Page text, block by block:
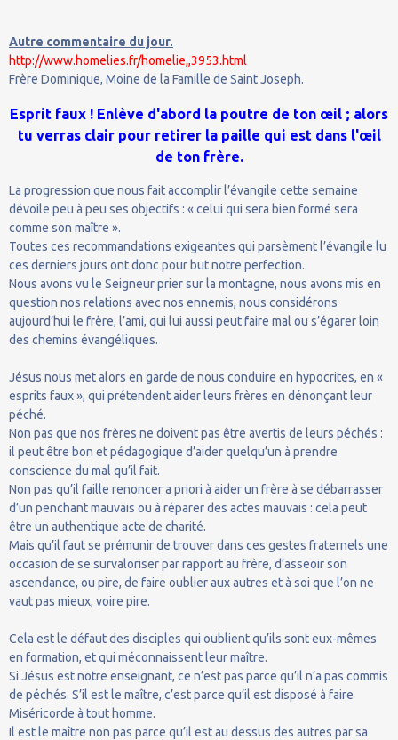
Autre commentaire du jour.
http://www.homelies.fr/homelie,,3953.html
Frère Dominique, Moine de la Famille de Saint Joseph.
Esprit faux ! Enlève d'abord la poutre de ton œil ; alors
tu verras clair pour retirer la paille qui est dans l'œil
de ton frère.
La progression que nous fait accomplir l’évangile cette semaine
dévoile peu à peu ses objectifs : « celui qui sera bien formé sera
comme son maître ».
Toutes ces recommandations exigeantes qui parsèment l’évangile lu
ces derniers jours ont donc pour but notre perfection.
Nous avons vu le Seigneur prier sur la montagne, nous avons mis en
question nos relations avec nos ennemis, nous considérons
aujourd’hui le frère, l’ami, qui lui aussi peut faire mal ou s’égarer loin
des chemins évangéliques.
Jésus nous met alors en garde de nous conduire en hypocrites, en «
esprits faux », qui prétendent aider leurs frères en dénonçant leur
péché.
Non pas que nos frères ne doivent pas être avertis de leurs péchés :
il peut être bon et pédagogique d’aider quelqu’un à prendre
conscience du mal qu’il fait.
Non pas qu’il faille renoncer a priori à aider un frère à se débarrasser
d’un penchant mauvais ou à réparer des actes mauvais : cela peut
être un authentique acte de charité.
Mais qu’il faut se prémunir de trouver dans ces gestes fraternels une
occasion de se survaloriser par rapport au frère, d’asseoir son
ascendance, ou pire, de faire oublier aux autres et à soi que l’on ne
vaut pas mieux, voire pire.
Cela est le défaut des disciples qui oublient qu’ils sont eux-mêmes
en formation, et qui méconnaissent leur maître.
Si Jésus est notre enseignant, ce n’est pas parce qu’il n’a pas commis
de péchés. S’il est le maître, c’est parce qu’il est disposé à faire
Miséricorde à tout homme.
Il est le maître non pas parce qu’il est au dessus des autres par sa